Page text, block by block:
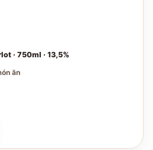
· 750ml · 13,5%
ăn